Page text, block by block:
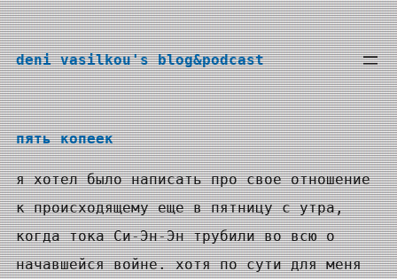
Перейти
к
содержимому
deni vasilkou's blog&podcast
пять копеек
я хотел было написать про свое отношение
к происходящему еще в пятницу с утра,
когда тока Си-Эн-Эн трубили во всю о
начавшейся войне. хотя по сути для меня